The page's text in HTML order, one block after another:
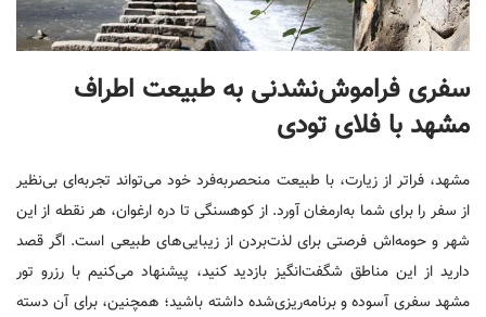
سفری فراموش‌نشدنی به طبیعت اطراف
مشهد با فلای تودی
مشهد، فراتر از زیارت، با طبیعت منحصربه‌فرد خود می‌تواند تجربه‌ای بی‌نظیر
از سفر را برای شما به‌ارمغان آورد. از کوهسنگی تا دره ارغوان، هر نقطه از این
شهر و حومه‌اش فرصتی برای لذت‌بردن از زیبایی‌های طبیعی است. اگر قصد
دارید از این مناطق شگفت‌انگیز بازدید کنید، پیشنهاد می‌کنیم با رزرو تور
مشهد سفری آسوده و برنامه‌ریزی‌شده داشته باشید؛ همچنین، برای آن دسته